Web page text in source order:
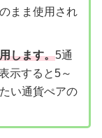
まま使用され
します。5通
示すると5～
い通貨ぺアの